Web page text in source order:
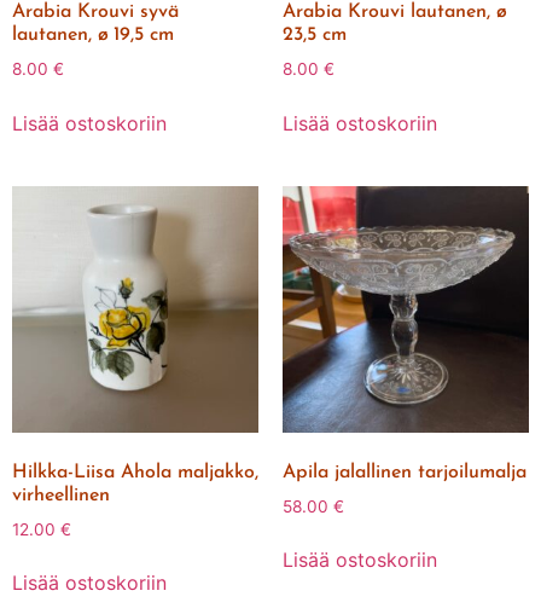
Arabia Krouvi syvä
lautanen, ø 19,5 cm
8.00 €
Lisää ostoskoriin
Arabia Krouvi lautanen, ø
23,5 cm
8.00 €
Lisää ostoskoriin
Hilkka-Liisa Ahola maljakko,
virheellinen
12.00 €
Lisää ostoskoriin
Apila jalallinen tarjoilumalja
58.00 €
Lisää ostoskoriin